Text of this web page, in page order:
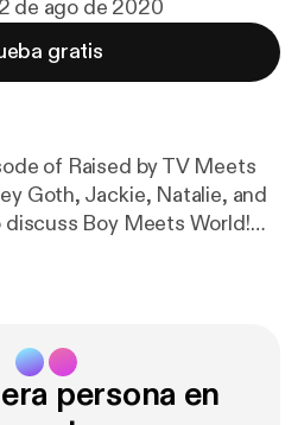
de ago de 2020
gratis
of Raised by TV Meets
Goth, Jackie, Natalie, and
discuss Boy Meets World!
to answer these
and
persona en